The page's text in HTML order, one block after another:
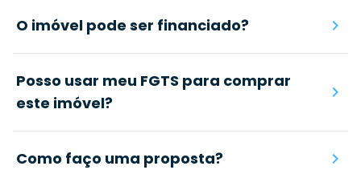
O imóvel pode ser financiado?
Posso usar meu FGTS para comprar
este imóvel?
Como faço uma proposta?